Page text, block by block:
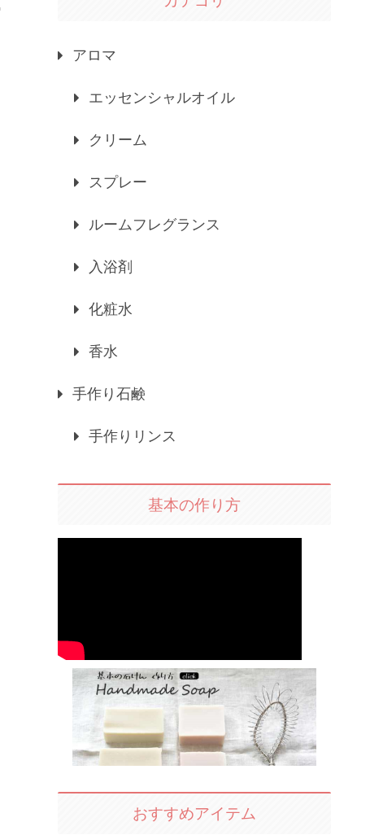
アロマ
エッセンシャルオイル
クリーム
スプレー
ルームフレグランス
入浴剤
化粧水
香水
手作り石鹸
手作りリンス
基本の作り方
おすすめアイテム